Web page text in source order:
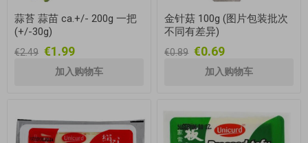
蒜苔 蒜苗 ca.+/- 200g 一把
(+/-30g)
€2.49 €1.99
金针菇 100g (图片包装批次
不同有差异)
€0.89 €0.69